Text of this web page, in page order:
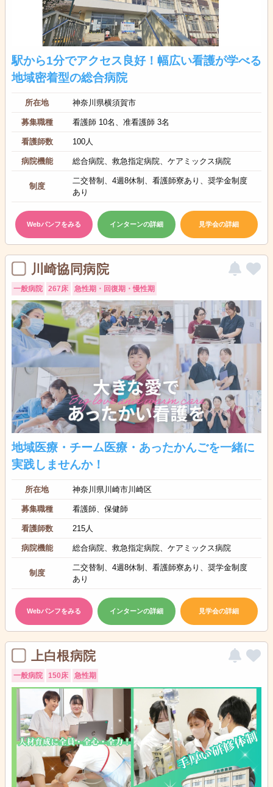
駅から1分でアクセス良好！幅広い看護が学べる
地域密着型の総合病院
所在地 神奈川県横須賀市
募集職種 看護師 10名、准看護師 3名
看護師数 100人
病院機能 総合病院、救急指定病院、ケアミックス病院
制度
二交替制、4週8休制、看護師寮あり、奨学金制度
あり
Webパンフをみる インターンの詳細 見学会の詳細
川崎協同病院
一般病院 267床 急性期・回復期・慢性期
地域医療・チーム医療・あったかんごを一緒に
実践しませんか！
所在地 神奈川県川崎市川崎区
募集職種 看護師、保健師
看護師数 215人
病院機能 総合病院、救急指定病院、ケアミックス病院
制度
二交替制、4週8休制、看護師寮あり、奨学金制度
あり
Webパンフをみる インターンの詳細 見学会の詳細
上白根病院
一般病院 150床 急性期